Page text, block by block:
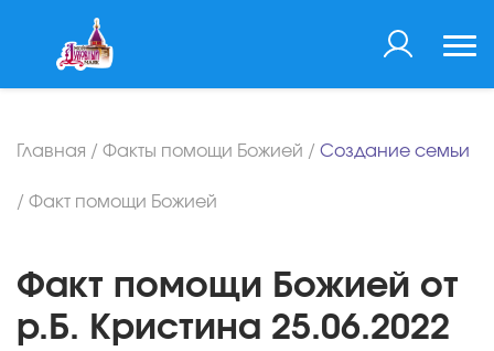
Главная / Факты помощи Божией / Создание семьи
/ Факт помощи Божией
Факт помощи Божией от
р.Б. Кристина 25.06.2022